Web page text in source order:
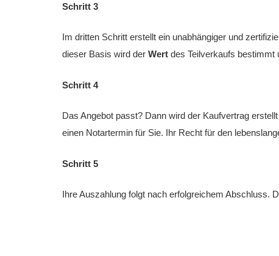
Schritt 3
Im dritten Schritt erstellt ein unabhängiger und
dieser Basis wird der Wert des Teilverkaufs bestimmt
Schritt 4
Das Angebot passt? Dann wird der Kaufvertrag
einen Notartermin für Sie. Ihr Recht für den
Schritt 5
Ihre Auszahlung folgt nach erfolgreichem Abschluss.